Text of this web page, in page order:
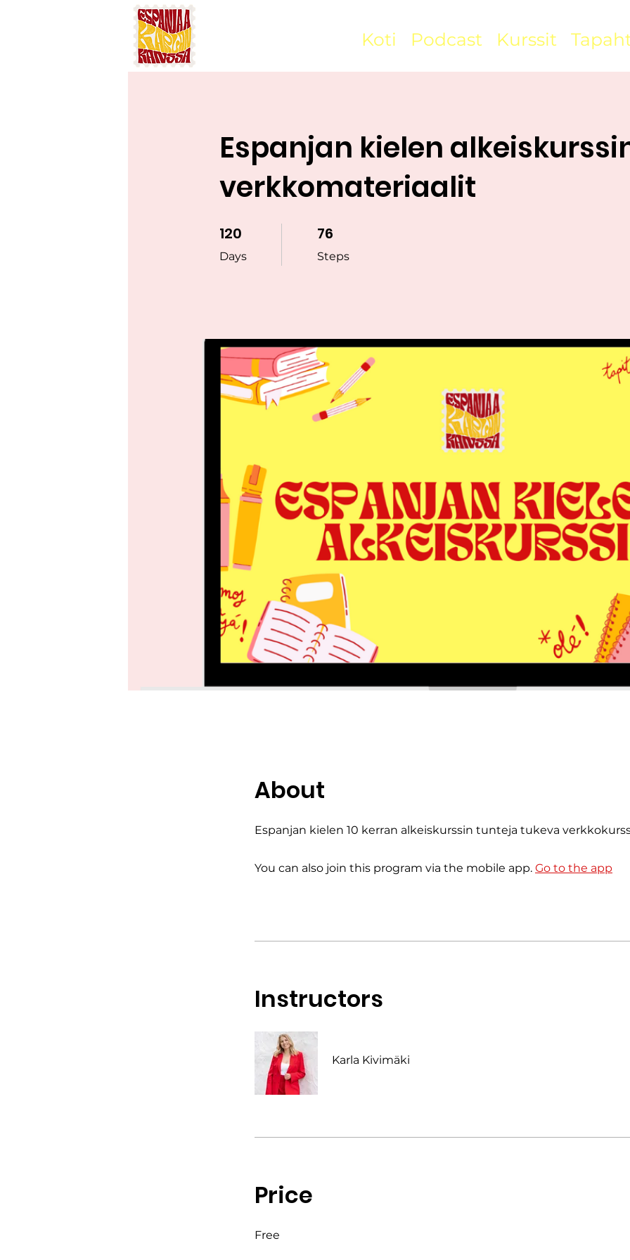
Koti Podcast Kurssit
Espanjan kielen
verkkomateriaalit
120
Days
120 Days 76
Steps
76 Steps
About
Espanjan kielen 10 kerran alkeiskurssin tunteja tukeva
You can also join this program via the mobile app. Go to the app
Instructors
Karla Kivimäki
Price
Free